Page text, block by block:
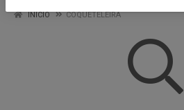
INÍCIO COQUETELEIRA